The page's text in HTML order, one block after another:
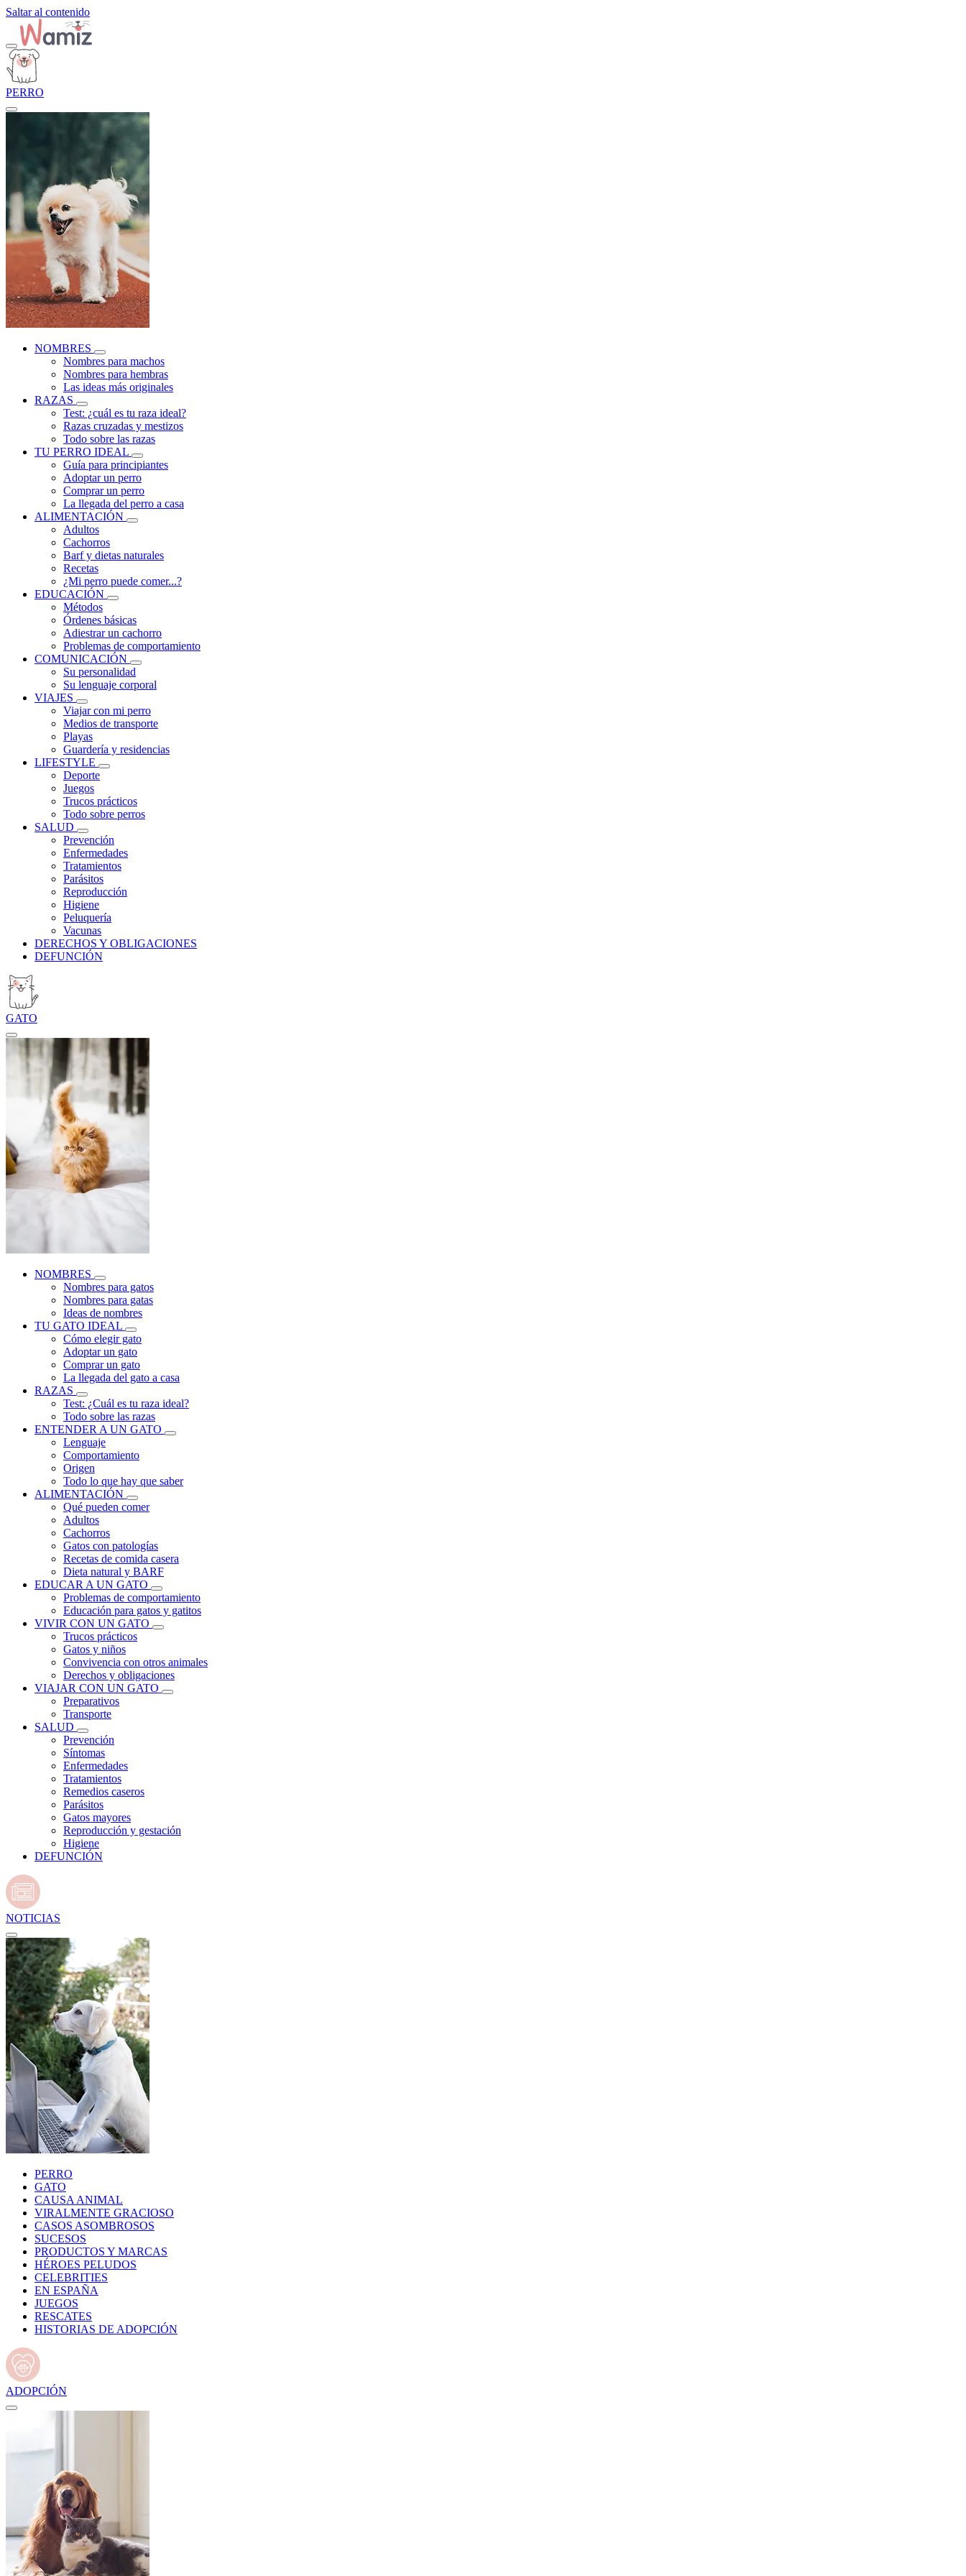
Saltar al contenido
PERRO
NOMBRES
Nombres para machos
Nombres para hembras
Las ideas más originales
RAZAS
Test: ¿cuál es tu raza ideal?
Razas cruzadas y mestizos
Todo sobre las razas
TU PERRO IDEAL
Guía para principiantes
Adoptar un perro
Comprar un perro
La llegada del perro a casa
ALIMENTACIÓN
Adultos
Cachorros
Barf y dietas naturales
Recetas
¿Mi perro puede comer...?
EDUCACIÓN
Métodos
Órdenes básicas
Adiestrar un cachorro
Problemas de comportamiento
COMUNICACIÓN
Su personalidad
Su lenguaje corporal
VIAJES
Viajar con mi perro
Medios de transporte
Playas
Guardería y residencias
LIFESTYLE
Deporte
Juegos
Trucos prácticos
Todo sobre perros
SALUD
Prevención
Enfermedades
Tratamientos
Parásitos
Reproducción
Higiene
Peluquería
Vacunas
DERECHOS Y OBLIGACIONES
DEFUNCIÓN
GATO
NOMBRES
Nombres para gatos
Nombres para gatas
Ideas de nombres
TU GATO IDEAL
Cómo elegir gato
Adoptar un gato
Comprar un gato
La llegada del gato a casa
RAZAS
Test: ¿Cuál es tu raza ideal?
Todo sobre las razas
ENTENDER A UN GATO
Lenguaje
Comportamiento
Origen
Todo lo que hay que saber
ALIMENTACIÓN
Qué pueden comer
Adultos
Cachorros
Gatos con patologías
Recetas de comida casera
Dieta natural y BARF
EDUCAR A UN GATO
Problemas de comportamiento
Educación para gatos y gatitos
VIVIR CON UN GATO
Trucos prácticos
Gatos y niños
Convivencia con otros animales
Derechos y obligaciones
VIAJAR CON UN GATO
Preparativos
Transporte
SALUD
Prevención
Síntomas
Enfermedades
Tratamientos
Remedios caseros
Parásitos
Gatos mayores
Reproducción y gestación
Higiene
DEFUNCIÓN
NOTICIAS
PERRO
GATO
CAUSA ANIMAL
VIRALMENTE GRACIOSO
CASOS ASOMBROSOS
SUCESOS
PRODUCTOS Y MARCAS
HÉROES PELUDOS
CELEBRITIES
EN ESPAÑA
JUEGOS
RESCATES
HISTORIAS DE ADOPCIÓN
ADOPCIÓN